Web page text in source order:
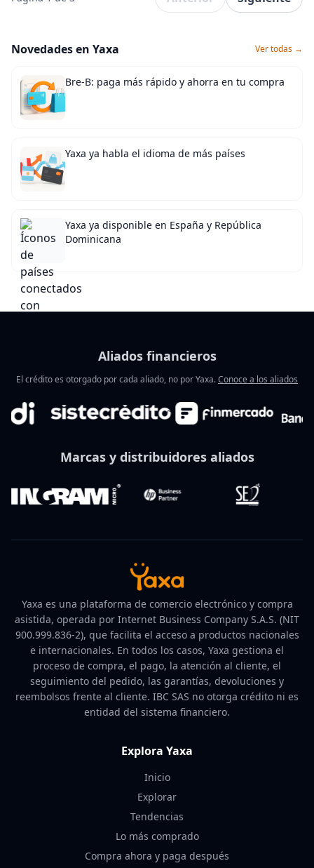
Novedades en Yaxa Ver todas →
Bre-B: paga más rápido y ahorra en tu compra
Yaxa ya habla el idioma de más países
Yaxa ya disponible en España y República
Dominicana
Aliados financieros
El crédito es otorgado por cada aliado, no por Yaxa.Conoce a los aliados
Marcas y distribuidores aliados
Yaxa es una plataforma de comercio electrónico y compra
asistida, operada por Internet Business Company S.A.S. (NIT
900.999.836-2), que facilita el acceso a productos nacionales
e internacionales. En todos los casos, Yaxa gestiona el
proceso de compra, el pago, la atención al cliente, el
seguimiento del pedido, las garantías, devoluciones y
reembolsos frente al cliente. IBC SAS no otorga crédito ni es
entidad del sistema financiero.
Explora Yaxa
Inicio
Explorar
Tendencias
Lo más comprado
Compra ahora y paga después